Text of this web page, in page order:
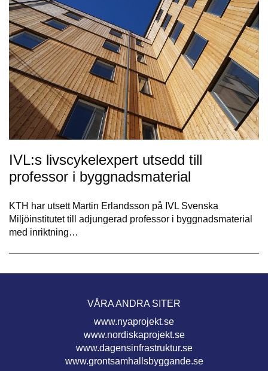
IVL:s livscykelexpert utsedd till
professor i byggnadsmaterial
KTH har utsett Martin Erlandsson på IVL Svenska
Miljöinstitutet till adjungerad professor i byggnadsmaterial
med inriktning…
VÅRA ANDRA SITER
www.nyaprojekt.se
www.nordiskaprojekt.se
www.dagensinfrastruktur.se
www.grontsamhallsbyggande.se